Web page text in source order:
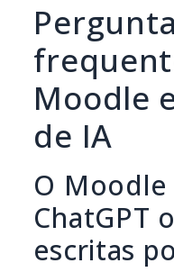
Moodle
de IA
O
ChatGPT
escritas